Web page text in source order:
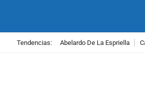
Tendencias: Abelardo De La Espriella